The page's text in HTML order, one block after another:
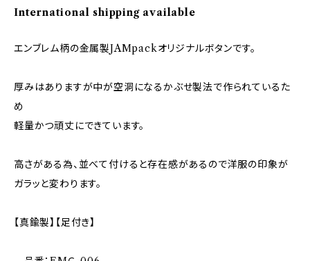
International shipping available
エンブレム柄の金属製JAMpackオリジナルボタンです。
厚みはありますが中が空洞になるかぶせ製法で作られているた
め
軽量かつ頑丈にできています。
高さがある為、並べて付けると存在感があるので洋服の印象が
ガラッと変わります。
【真鍮製】【足付き】